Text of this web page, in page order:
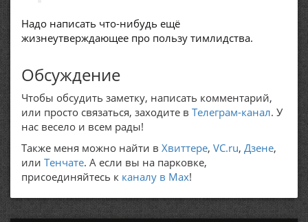
Надо написать что-нибудь ещё
жизнеутверждающее про пользу тимлидства.
Обсуждение
Чтобы обсудить заметку, написать комментарий,
или просто связаться, заходите в Телеграм-канал. У
нас весело и всем рады!
Также меня можно найти в Хвиттере, VC.ru, Дзене,
или Тенчате. А если вы на парковке,
присоединяйтесь к каналу в Max!